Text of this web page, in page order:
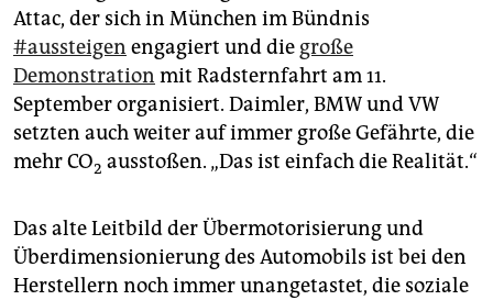
Attac, der sich in München im Bündnis
#aussteigen engagiert und die große
Demonstration mit Radsternfahrt am 11.
September organisiert. Daimler, BMW und VW
setzten auch weiter auf immer große Gefährte, die
mehr CO2 ausstoßen. „Das ist einfach die Realität.“
Das alte Leitbild der Übermotorisierung und
Überdimensionierung des Automobils ist bei den
Herstellern noch immer unangetastet, die soziale